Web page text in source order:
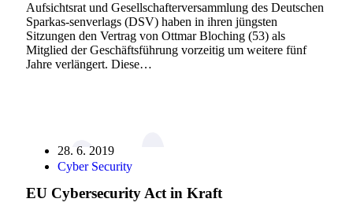
Aufsichtsrat und Gesellschafterversammlung des Deutschen
Sparkas-senverlags (DSV) haben in ihren jüngsten
Sitzungen den Vertrag von Ottmar Bloching (53) als
Mitglied der Geschäftsführung vorzeitig um weitere fünf
Jahre verlängert. Diese…
28. 6. 2019
Cyber Security
EU Cybersecurity Act in Kraft